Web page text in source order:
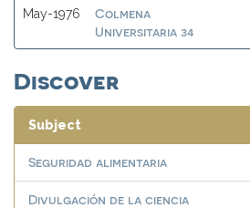
May-1976
Colmena
Universitaria 34
Discover
Subject
Seguridad alimentaria
Divulgación de la ciencia